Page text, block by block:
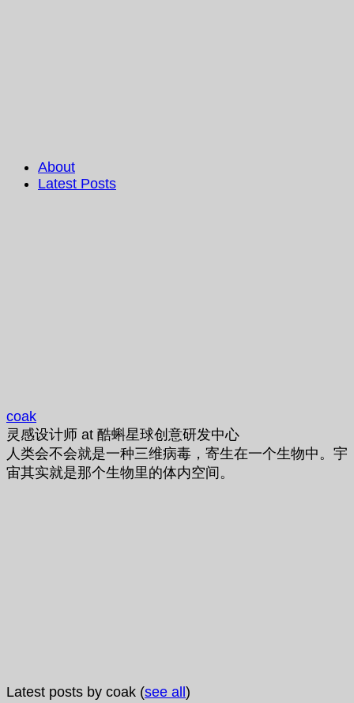
About
Latest Posts
coak
灵感设计师 at 酷蝌星球创意研发中心
人类会不会就是一种三维病毒，寄生在一个生物中。宇
宙其实就是那个生物里的体内空间。
Latest posts by coak (see all)